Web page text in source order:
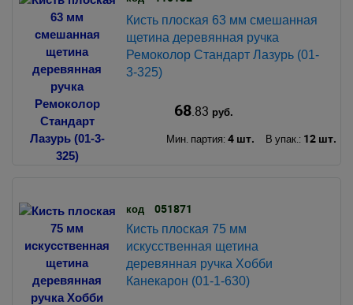
Кисть плоская 63 мм смешанная
щетина деревянная ручка
Ремоколор Стандарт Лазурь (01-
3-325)
68.83 руб.
Мин. партия: 4 шт. В упак.: 12 шт.
код 051871
Кисть плоская 75 мм
искусственная щетина
деревянная ручка Хобби
Канекарон (01-1-630)